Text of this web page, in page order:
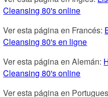
Cleansing 80's online
Ver esta página en Francés:
Cleansing 80's en ligne
Ver esta página en Alemán:
Cleansing 80's online
Ver esta página en